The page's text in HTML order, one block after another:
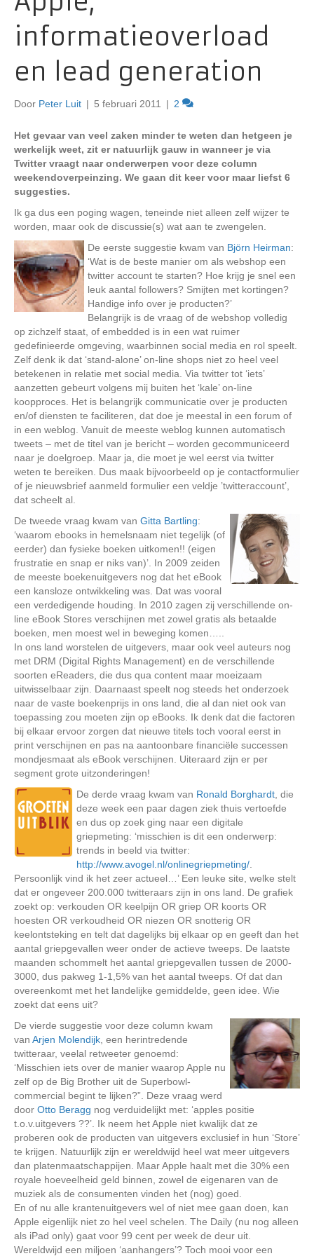
informatieoverload
en lead generation
Door Peter Luit | 5 februari 2011 | 2
Het gevaar van veel zaken minder te weten dan hetgeen je
werkelijk weet, zit er natuurlijk gauw in wanneer je via
Twitter vraagt naar onderwerpen voor deze column
weekendoverpeinzing. We gaan dit keer voor maar liefst 6
suggesties.
Ik ga dus een poging wagen, teneinde niet alleen zelf wijzer te
worden, maar ook de discussie(s) wat aan te zwengelen.
De eerste suggestie kwam van Björn Heirman:
‘Wat is de beste manier om als webshop een
twitter account te starten? Hoe krijg je snel een
leuk aantal followers? Smijten met kortingen?
Handige info over je producten?’
Belangrijk is de vraag of de webshop volledig
op zichzelf staat, of embedded is in een wat ruimer
gedefinieerde omgeving, waarbinnen social media en rol speelt.
Zelf denk ik dat ‘stand-alone’ on-line shops niet zo heel veel
betekenen in relatie met social media. Via twitter tot ‘iets’
aanzetten gebeurt volgens mij buiten het ‘kale’ on-line
koopproces. Het is belangrijk communicatie over je producten
en/of diensten te faciliteren, dat doe je meestal in een forum of
in een weblog. Vanuit de meeste weblog kunnen automatisch
tweets – met de titel van je bericht – worden gecommuniceerd
naar je doelgroep. Maar ja, die moet je wel eerst via twitter
weten te bereiken. Dus maak bijvoorbeeld op je contactformulier
of je nieuwsbrief aanmeld formulier een veldje ’twitteraccount’,
dat scheelt al.
De tweede vraag kwam van Gitta Bartling:
‘waarom ebooks in hemelsnaam niet tegelijk (of
eerder) dan fysieke boeken uitkomen!! (eigen
frustratie en snap er niks van)’. In 2009 zeiden
de meeste boekenuitgevers nog dat het eBook
een kansloze ontwikkeling was. Dat was vooral
een verdedigende houding. In 2010 zagen zij verschillende on-
line eBook Stores verschijnen met zowel gratis als betaalde
boeken, men moest wel in beweging komen…..
In ons land worstelen de uitgevers, maar ook veel auteurs nog
met DRM (Digital Rights Management) en de verschillende
soorten eReaders, die dus qua content maar moeizaam
uitwisselbaar zijn. Daarnaast speelt nog steeds het onderzoek
naar de vaste boekenprijs in ons land, die al dan niet ook van
toepassing zou moeten zijn op eBooks. Ik denk dat die factoren
bij elkaar ervoor zorgen dat nieuwe titels toch vooral eerst in
print verschijnen en pas na aantoonbare financiële successen
mondjesmaat als eBook verschijnen. Uiteraard zijn er per
segment grote uitzonderingen!
De derde vraag kwam van Ronald Borghardt , die
deze week een paar dagen ziek thuis vertoefde
en dus op zoek ging naar een digitale
griepmeting: ‘misschien is dit een onderwerp:
trends in beeld via twitter:
http://www.avogel.nl/onlinegriepmeting/
Persoonlijk vind ik het zeer actueel…’ Een leuke site, welke stelt
dat er ongeveer 200.000 twitteraars zijn in ons land. De grafiek
zoekt op: verkouden OR keelpijn OR griep OR koorts OR
hoesten OR verkoudheid OR niezen OR snotterig OR
keelontsteking en telt dat dagelijks bij elkaar op en geeft dan het
aantal griepgevallen weer onder de actieve tweeps. De laatste
maanden schommelt het aantal griepgevallen tussen de 2000-
3000, dus pakweg 1-1,5% van het aantal tweeps. Of dat dan
overeenkomt met het landelijke gemiddelde, geen idee. Wie
zoekt dat eens uit?
De vierde suggestie voor deze column kwam
van Arjen Molendijk , een herintredende
twitteraar, veelal retweeter genoemd:
‘Misschien iets over de manier waarop Apple nu
zelf op de Big Brother uit de Superbowl-
commercial begint te lijken?”. Deze vraag werd
door Otto Beragg nog verduidelijkt met: ‘apples positie
t.o.v.uitgevers ??’. Ik neem het Apple niet kwalijk dat ze
proberen ook de producten van uitgevers exclusief in hun ‘Store’
te krijgen. Natuurlijk zijn er wereldwijd heel wat meer uitgevers
dan platenmaatschappijen. Maar Apple haalt met die 30% een
royale hoeveelheid geld binnen, zowel de eigenaren van de
muziek als de consumenten vinden het (nog) goed.
En of nu alle krantenuitgevers wel of niet mee gaan doen, kan
Apple eigenlijk niet zo hel veel schelen. The Daily (nu nog alleen
als iPad only) gaat voor 99 cent per week de deur uit.
Wereldwijd een miljoen ‘aanhangers’? Toch mooi voor een